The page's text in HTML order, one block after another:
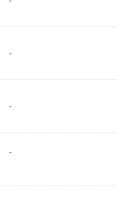
-
-
-